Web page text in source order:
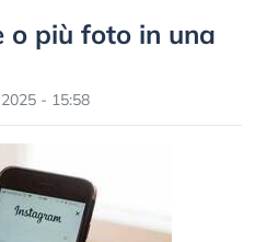
o più foto in una
- 15:58